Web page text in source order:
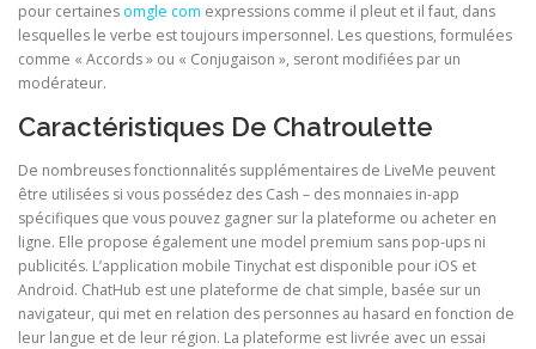
pour certaines omgle com expressions comme il pleut et il faut, dans
lesquelles le verbe est toujours impersonnel. Les questions, formulées
comme « Accords » ou « Conjugaison », seront modifiées par un
modérateur.
Caractéristiques De Chatroulette
De nombreuses fonctionnalités supplémentaires de LiveMe peuvent
être utilisées si vous possédez des Cash – des monnaies in-app
spécifiques que vous pouvez gagner sur la plateforme ou acheter en
ligne. Elle propose également une model premium sans pop-ups ni
publicités. L’application mobile Tinychat est disponible pour iOS et
Android. ChatHub est une plateforme de chat simple, basée sur un
navigateur, qui met en relation des personnes au hasard en fonction de
leur langue et de leur région. La plateforme est livrée avec un essai